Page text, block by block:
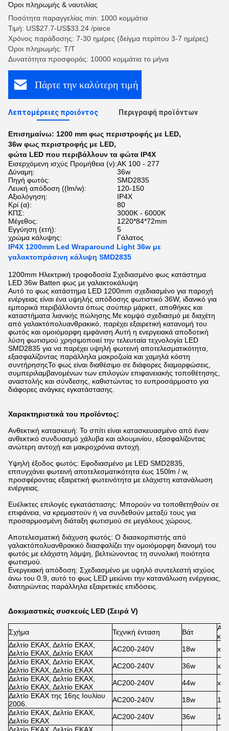
Όροι πληρωμής & ναυτιλίας
Ποσότητα παραγγελίας min: 1000 κομμάτια
Τιμή: US$27.7-US$33.24 /piece
Χρόνος παράδοσης: 7-30 ημέρες (δείγμα περίπου 3-7 ημέρες)
Όροι πληρωμής: Τ/Τ
Δυνατότητα προσφοράς: 10000 κομμάτια το μήνα
Πάρτε την καλύτερη τιμή
Λεπτομέρειες προιόντος Περιγραφή προϊόντων
Επισημαίνω: 1200 mm φως περιστροφής με LED,
36w φως περιστροφής με LED,
φώτα LED που περιβάλλουν τα φώτα IP4X
Εισερχόμενη ισχύς Προμήθεια (v):ΑΚ 100 - 277
Δύναμη:
36w
Πηγή φωτός:
SMD2835
Λευκή απόδοση ((lm/w):
120-150
Αξιολόγηση:
IP4X
Κρί (α):
80
ΚΠΣ:
3000K - 6000K
Μέγεθος:
1220*84*72mm
Εγγύηση (ετή):
5
χρώμα κάλυψης:
Γάλατος
IP4X 1200mm Led Wraparound Light 36w με
γαλακτοπράσινη κάλυψη SMD2835
1200mm Ηλεκτρική τροφοδοσία Σχεδιασμένο φως κατάστημα
LED 36w Batten φως με γαλακτοκάλυψη
Αυτό το φως κατάστημα LED 1200mm σχεδιασμένο για παροχή
ενέργειας είναι ένα υψηλής απόδοσης φωτιστικό 36W, ιδανικό για
εμπορικά περιβάλλοντα όπως σούπερ μάρκετ, αποθήκες και
καταστήματα λιανικής πώλησης.Με κομψό σχεδιασμό με διαχέτη
από γαλακτόπολυανθρακικό, παρέχει εξαιρετική κατανομή του
φωτός και ομοιόμορφη εμφάνιση.Αυτή η ενεργειακά αποδοτική
λύση φωτισμού χρησιμοποιεί την τελευταία τεχνολογία LED
SMD2835 για να παρέχει υψηλή φωτεινή αποτελεσματικότητα,
εξασφαλίζοντας παράλληλα μακροζωία και χαμηλά κόστη
συντήρησηςΤο φως είναι διαθέσιμο σε διάφορες διαμορφώσεις,
συμπεριλαμβανομένων των επιλογών επιφανειακής τοποθέτησης,
αναστολής και σύνδεσης, καθιστώντας το ευπροσάρμοστο για
διάφορες ανάγκες εγκατάστασης.
Χαρακτηριστικά του προϊόντος:
Ανθεκτική κατασκευή: Το σπίτι είναι κατασκευασμένο από έναν
ανθεκτικό συνδυασμό χάλυβα και αλουμινίου, εξασφαλίζοντας
ανώτερη αντοχή και μακροχρόνια αντοχή.
Υψηλή έξοδος φωτός: Εφοδιασμένο με LED SMD2835,
επιτυγχάνει φωτεινή αποτελεσματικότητα έως 150lm / w,
προσφέροντας εξαιρετική φωτεινότητα με ελάχιστη κατανάλωση
ενέργειας.
Ευέλικτες επιλογές εγκατάστασης: Μπορούν να τοποθετηθούν σε
επιφάνεια, να κρεμαστούν ή να συνδεθούν μεταξύ τους για
προσαρμοσμένη διάταξη φωτισμού σε μεγάλους χώρους.
Αποτελεσματική διάχυση φωτός: Ο διασκορπιστής από
γαλακτόπολυανθρακικό διασφαλίζει την ομοιόμορφη διανομή του
φωτός με ελάχιστη λάμψη, βελτιώνοντας τη συνολική ποιότητα
φωτισμού.
Ενεργειακή απόδοση: Σχεδιασμένο με υψηλό συντελεστή ισχύος
άνω του 0.9, αυτό το φως LED μειώνει την κατανάλωση ενέργειας,
διατηρώντας παράλληλα εξαιρετικές επιδόσεις.
Δοκιμαστικές συσκευές LED (Σειρά V)
Σχήμα Τεχνική ένταση Βάτ
Δελτίο ΕΚΑΧ, Δελτίο ΕΚΑΧ,
Δελτίο ΕΚΑΧ, Δελτίο ΕΚΑΧ
AC200-240V 18w
x
Δελτίο ΕΚΑΧ, Δελτίο ΕΚΑΧ,
Δελτίο ΕΚΑΧ, Δελτίο ΕΚΑΧ
AC200-240V 36w
x
Δελτίο ΕΚΑΧ, Δελτίο ΕΚΑΧ,
Δελτίο ΕΚΑΧ, Δελτίο ΕΚΑΧ
AC200-240V 44w
x
Δελτίο ΕΚΑΧ της 16ης Ιουλίου
2006.
AC200-240V 18w
Δελτίο ΕΚΑΧ, Δελτίο ΕΚΑΧ,
Δελτίο ΕΚΑΧ
AC200-240V 36w